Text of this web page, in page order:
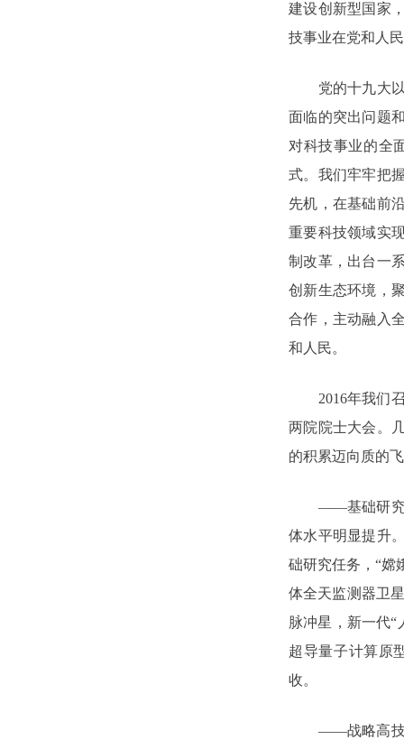
建设创新型国家
技事业在党和人
党的十九大以
面临的突出问题
对科技事业的全
式。我们牢牢把
先机，在基础前
重要科技领域实
制改革，出台一
创新生态环境，
合作，主动融入
和人民。
2016年我们召
两院院士大会。
的积累迈向质的
——基础研究和
体水平明显提升
础研究任务，“嫦
体全天监测器卫
脉冲星，新一代“
超导量子计算原
收。
——战略高技术